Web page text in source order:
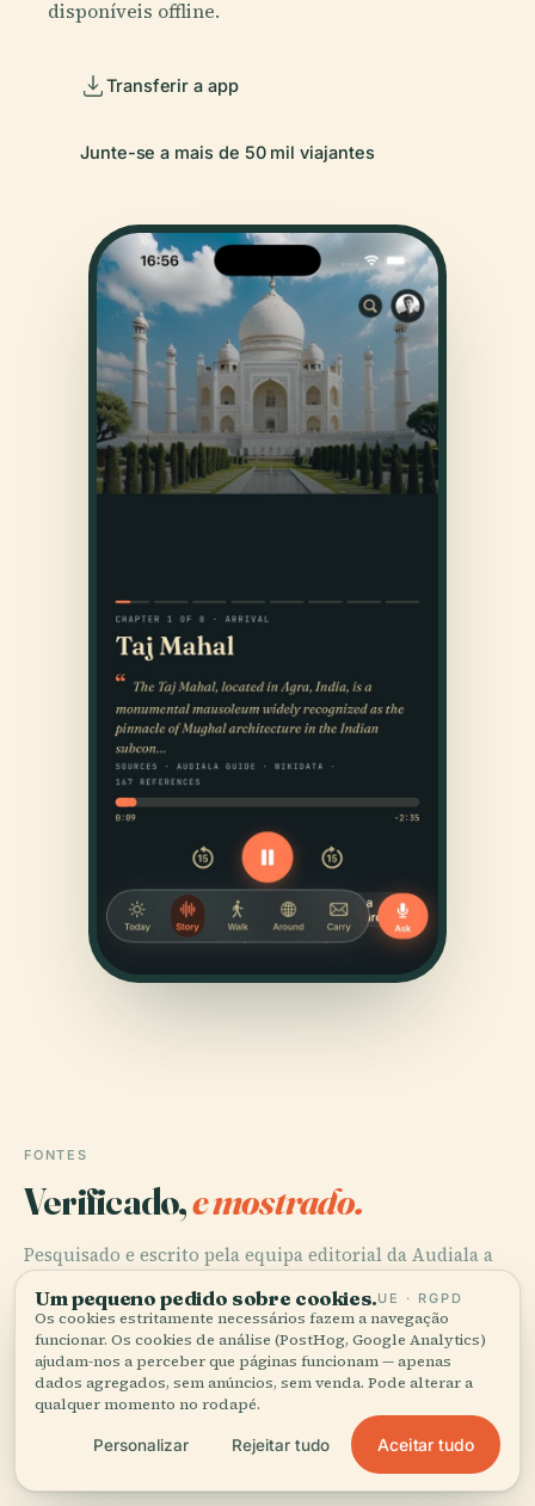
disponíveis offline.
Transferir a app
Junte-se a mais de 50 mil viajantes
FONTES
Verificado,e mostrado.
Pesquisado e escrito pela equipa editorial da Audiala a
partir de registos históricos, arquivos de arquitetura e
conhecimento local.
Última revisão: April 2026
El-Mursi Abul Abbas Mosque: Visiting Hours, Tickets,
and Alexandria Historical Site Guide, 2025, Egypt Tours
Um pequeno pedido sobre cookies.UE · RGPD
Os cookies estritamente necessários fazem a navegação
funcionar. Os cookies de análise (PostHog, Google Analytics)
ajudam-nos a perceber que páginas funcionam — apenas
dados agregados, sem anúncios, sem venda. Pode alterar a
qualquer momento no rodapé.
Personalizar Rejeitar tudo Aceitar tudo